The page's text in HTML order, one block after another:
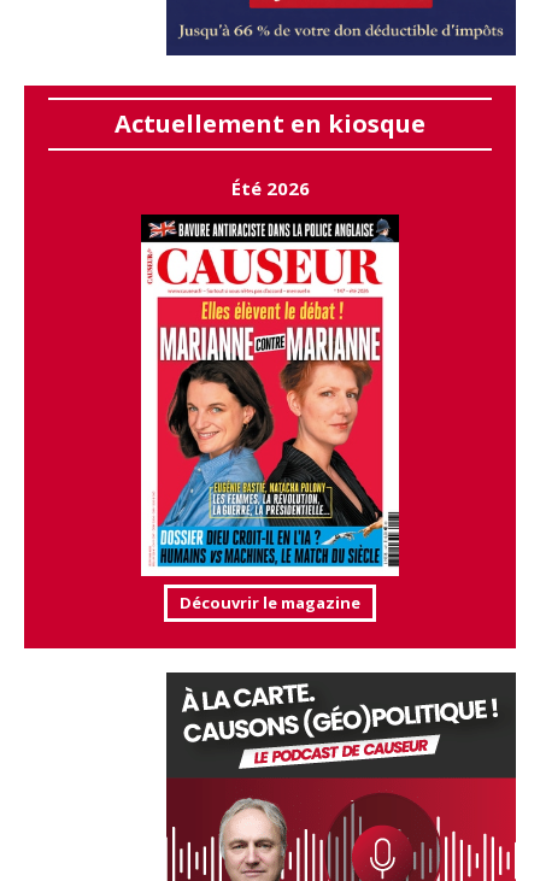
Actuellement en kiosque
Été 2026
Découvrir le magazine